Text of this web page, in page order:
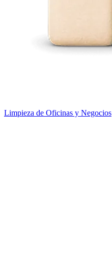
Limpieza de Oficinas y Negocios